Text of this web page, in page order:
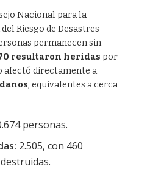
Nacional para la
Riesgo de Desastres
permanecen sin
resultaron heridas por
afectó directamente a
, equivalentes a cerca
personas.
2.505, con 460